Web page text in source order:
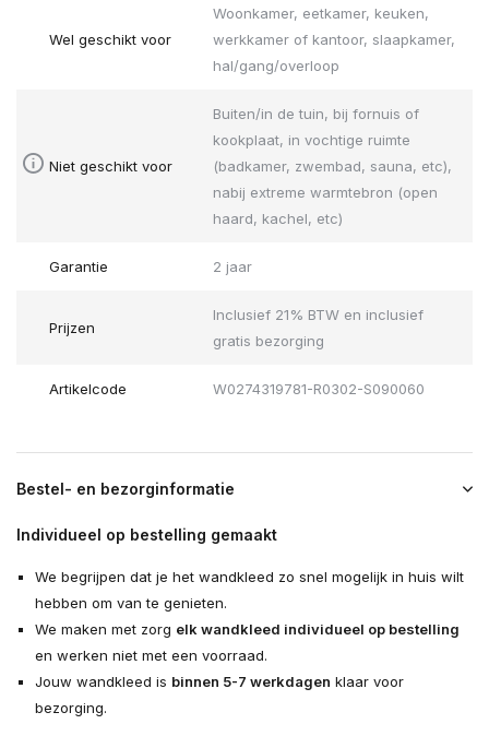
Wel geschikt voor
Woonkamer, eetkamer, keuken,
werkkamer of kantoor, slaapkamer,
hal/gang/overloop
Niet geschikt voor
Buiten/in de tuin, bij fornuis of
kookplaat, in vochtige ruimte
(badkamer, zwembad, sauna, etc),
nabij extreme warmtebron (open
haard, kachel, etc)
Garantie 2 jaar
Prijzen
Inclusief 21% BTW en inclusief
gratis bezorging
Artikelcode W0274319781-R0302-S090060
Bestel- en bezorginformatie
Individueel op bestelling gemaakt
We begrijpen dat je het wandkleed zo snel mogelijk in huis wilt
hebben om van te genieten.
We maken met zorg elk wandkleed individueel op bestelling
en werken niet met een voorraad.
Jouw wandkleed is binnen 5-7 werkdagen klaar voor
bezorging.